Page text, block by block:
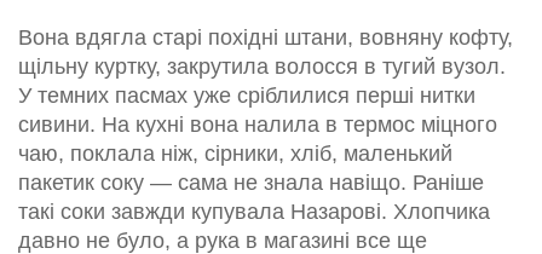
Вона вдягла старі похідні штани, вовняну кофту,
щільну куртку, закрутила волосся в тугий вузол.
У темних пасмах уже сріблилися перші нитки
сивини. На кухні вона налила в термос міцного
чаю, поклала ніж, сірники, хліб, маленький
пакетик соку — сама не знала навіщо. Раніше
такі соки завжди купувала Назарові. Хлопчика
давно не було, а рука в магазині все ще